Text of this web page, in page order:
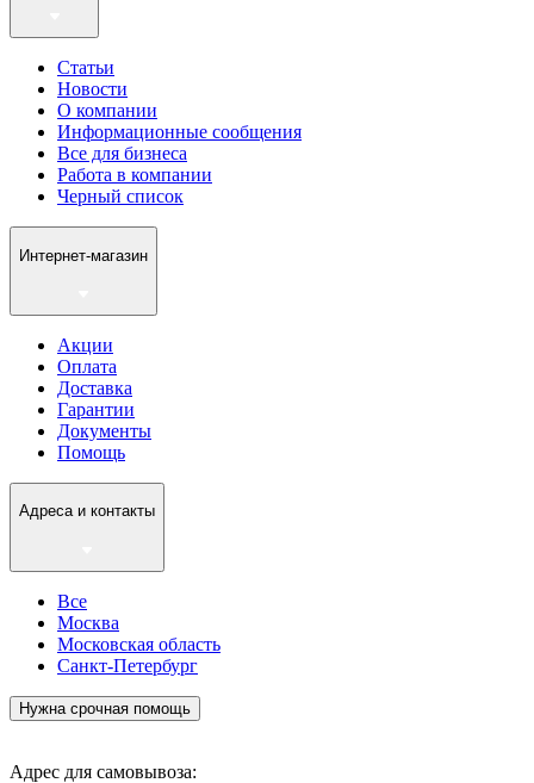
Статьи
Новости
О компании
Информационные сообщения
Все для бизнеса
Работа в компании
Черный список
Интернет-магазин
Акции
Оплата
Доставка
Гарантии
Документы
Помощь
Адреса и контакты
Все
Москва
Московская область
Санкт-Петербург
Нужна срочная помощь
Адрес для самовывоза: